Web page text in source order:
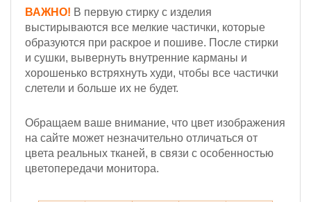
ВАЖНО! В первую стирку с изделия
выстирываются все мелкие частички, которые
образуются при раскрое и пошиве. После стирки
и сушки, вывернуть внутренние карманы и
хорошенько встряхнуть худи, чтобы все частички
слетели и больше их не будет.
Обращаем ваше внимание, что цвет изображения
на сайте может незначительно отличаться от
цвета реальных тканей, в связи с особенностью
цветопередачи монитора.